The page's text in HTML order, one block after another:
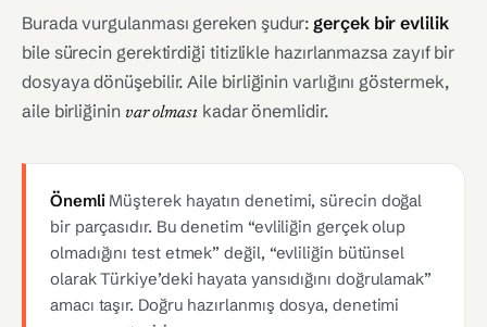
Burada vurgulanması gereken şudur: gerçek bir evlilik
bile sürecin gerektirdiği titizlikle hazırlanmazsa zayıf bir
dosyaya dönüşebilir. Aile birliğinin varlığını göstermek,
aile birliğinin var olması kadar önemlidir.
ÖnemliMüşterek hayatın denetimi, sürecin doğal
bir parçasıdır. Bu denetim “evliliğin gerçek olup
olmadığını test etmek” değil, “evliliğin bütünsel
olarak Türkiye’deki hayata yansıdığını doğrulamak”
amacı taşır. Doğru hazırlanmış dosya, denetimi